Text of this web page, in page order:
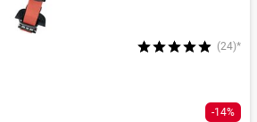
(24)*
-14%